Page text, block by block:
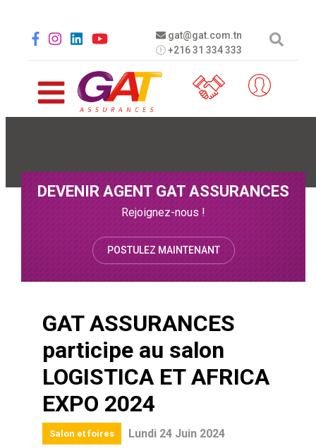
gat@gat.com.tn
+216 31 334 333
Social menu
DEVENIR AGENT GAT ASSURANCES
Rejoignez-nous !
POSTULEZ MAINTENANT
GAT ASSURANCES
participe au salon
LOGISTICA ET AFRICA
EXPO 2024
Salon et foires Lundi 24 Juin 2024